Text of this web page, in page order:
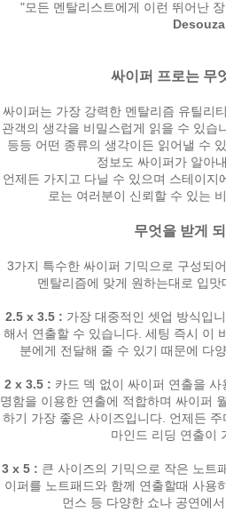
"모든 멘탈리스트에게 이런 뛰어난
Desouza
싸이퍼 프로는 무
싸이퍼는 가장 강력한 멘탈리즘 유틸리
관객의 생각을 비밀스럽게 읽을 수 있습
등등 어떤 종류의 생각이든 읽어낼 수
정보도 싸이퍼가 알아
언제든 가지고 다닐 수 있으며 스테이지
로는 여러분이 신뢰할 수 있는
무엇을 받게
3가지 특수한 싸이퍼 기믹으로 구성되
멘탈리즘에 맞게 원하는대로 입맛
2.5 x 3.5 : 가장 대중적인 셋업 방식입
해서 연출할 수 있습니다. 세팅 즉시 이
분에게 전달해 줄 수 있기 때문에 다
2 x 3.5 : 카드 덱 없이 싸이퍼 연출을
명함을 이용한 연출에 적합하며 싸이퍼
하기 가장 좋은 사이즈입니다. 언제든
마인드 리딩 연출이
3 x 5 : 큰 사이즈의 기믹으로 작은 노트
이퍼를 노트패드와 함께 연출할때 사용
먼스 등 다양한 쇼나 공연에